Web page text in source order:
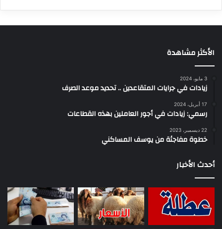
الأكثر مشاهدة
3 مايو، 2024
زيادات في جرايات المتقاعدين .. تحديد موعد الصرف
17 أبريل، 2024
رسمي: زيادات في أجور العاملين بهذه القطاعات
22 ديسمبر، 2023
خطوة مفاجئة من يوسف المساكني
أحدث الأخبار